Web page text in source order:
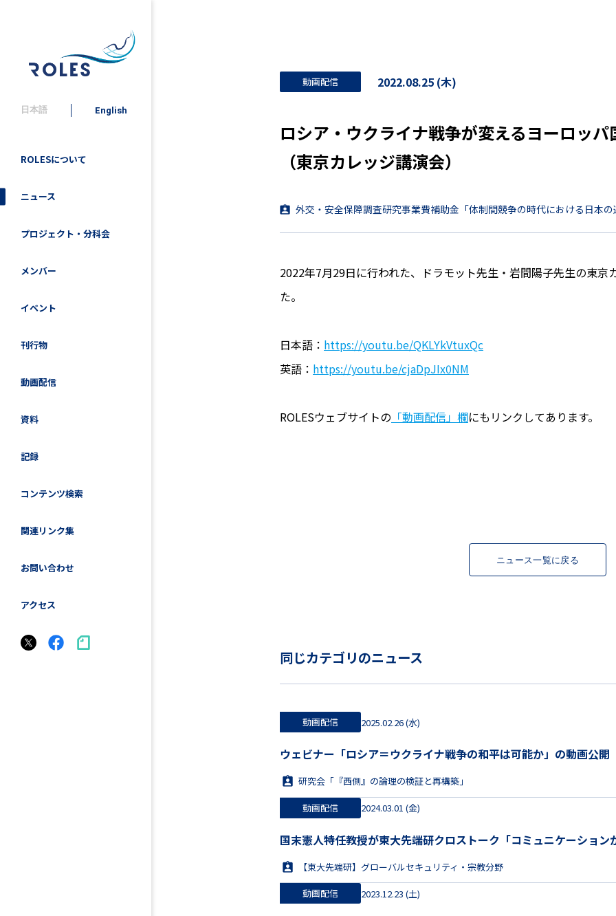
日本語 English
ROLESについて
ニュース
プロジェクト・分科会
メンバー
イベント
刊行物
動画配信
資料
記録
コンテンツ検索
関連リンク集
お問い合わせ
アクセス
動画配信 2022.08.25 (木)
ロシア・ウクライナ戦争が変えるヨーロッ
（東京カレッジ講演会）
外交・安全保障調査研究事業費補助金「体制間競争の時代における日本の
2022年7月29日に行われた、ドラモット先生・岩間陽子先生の東京
た。
日本語： https://youtu.be/QKLYkVtuxQc
英語： https://youtu.be/cjaDpJIx0NM
ROLESウェブサイトの 「動画配信」欄にもリンクしてあります。
ニュース一覧に戻る
同じカテゴリのニュース
動画配信 2025.02.26 (水)
ウェビナー「ロシア＝ウクライナ戦争の和平は可能か」の動画公開
研究会「『西側』の論理の検証と再構築」
動画配信 2024.03.01 (金)
国末憲人特任教授が東大先端研クロストーク「コミュニケーション
【東大先端研】グローバルセキュリティ・宗教分野
動画配信 2023.12.23 (土)